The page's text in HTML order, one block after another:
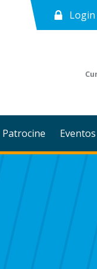
Login
Patrocine Eventos